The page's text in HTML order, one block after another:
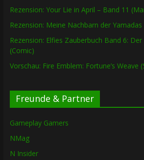
Rezension: Your Lie in April – Band 11
Rezension: Meine Nachbarn der Yamadas
Rezension: Elfies Zauberbuch Band 6:
(Comic)
Vorschau: Fire Emblem: Fortune’s Weave
Freunde & Partner
Gameplay Gamers
NMag
N Insider